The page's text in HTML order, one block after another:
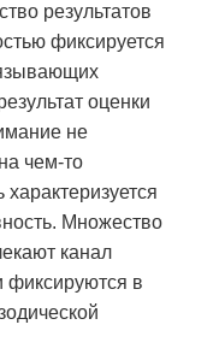
результатов
фиксируется
оценки
не
чем-то
Множество
канал
фиксируются в